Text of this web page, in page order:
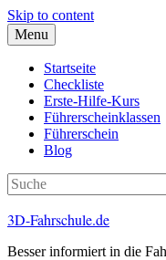
Skip to content
Menu
Startseite
Checkliste
Erste-Hilfe-Kurs
Führerscheinklassen
Führerschein
Blog
3D-Fahrschule.de
Besser informiert in die